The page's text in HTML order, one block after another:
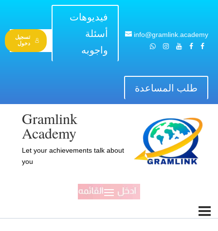
info@gramlink.academy
فيديوهات
أسئلة
واجوبه
تسجيل
دخول
طلب المساعدة
Gramlink
Academy
Let your achievements talk about
you